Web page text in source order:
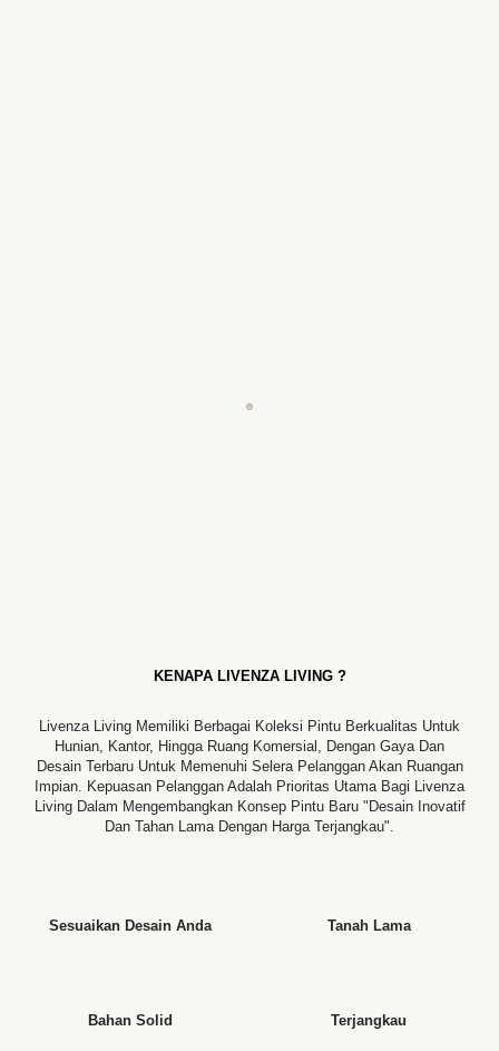
KENAPA LIVENZA LIVING ?
Livenza Living Memiliki Berbagai Koleksi Pintu Berkualitas Untuk
Hunian, Kantor, Hingga Ruang Komersial, Dengan Gaya Dan
Desain Terbaru Untuk Memenuhi Selera Pelanggan Akan Ruangan
Impian. Kepuasan Pelanggan Adalah Prioritas Utama Bagi Livenza
Living Dalam Mengembangkan Konsep Pintu Baru "desain Inovatif
Dan Tahan Lama Dengan Harga Terjangkau".
Sesuaikan Desain Anda Tanah Lama
Bahan Solid Terjangkau